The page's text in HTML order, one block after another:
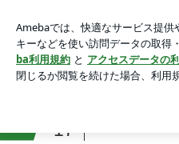
アプリをダウンロードして ブロ
ょう。
17